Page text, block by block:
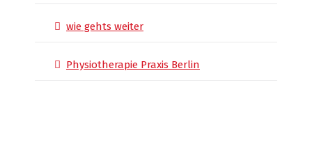
wie gehts weiter
Physiotherapie Praxis Berlin